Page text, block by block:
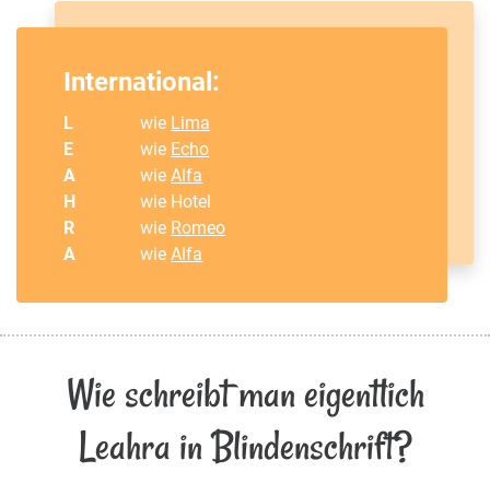
International:
L wie Lima
E
wie Echo
A
wieAlfa
H
wie Hotel
R
wie Romeo
A
wieAlfa
Wie schreibt man eigentlich
Leahra in Blindenschrift?